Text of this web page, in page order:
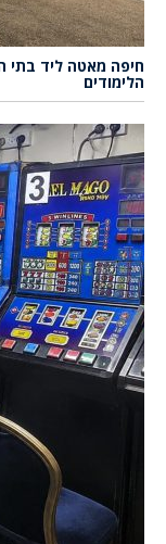
חיפה מאטה ליד
הלימודים